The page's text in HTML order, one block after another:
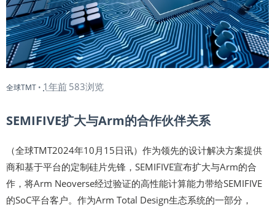
全球TMT • 1年前 583浏览
SEMIFIVE扩大与Arm的合作伙伴关系
（全球TMT2024年10月15日讯）作为领先的设计解决方案提供
商和基于平台的定制硅片先锋，SEMIFIVE宣布扩大与Arm的合
作，将Arm Neoverse经过验证的高性能计算能力带给SEMIFIVE
的SoC平台客户。作为Arm Total Design生态系统的一部分，